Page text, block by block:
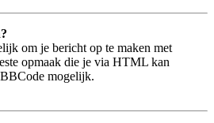
om je bericht op te maken met
opmaak die je via HTML kan
mogelijk.